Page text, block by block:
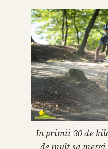
In primii 30 de